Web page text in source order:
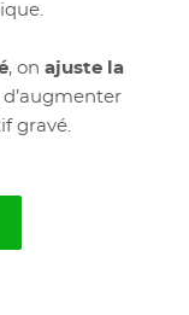
, on ajuste la
gravé.